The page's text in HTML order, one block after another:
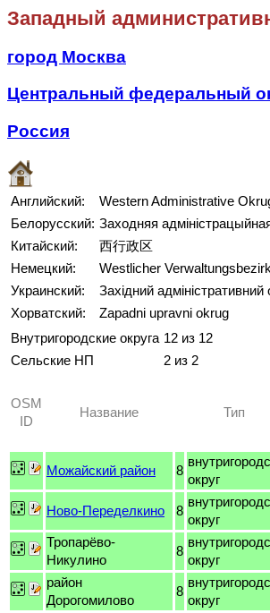
Западный
город Москва
Центральный федеральный
Россия
Английский:
Western Administrative
Белорусский: Заходняя
Китайский:
西行政区
Немецкий:
Westlicher Verwaltungsbezirk
Украинский:
Західний адміністративний
Хорватский:
Zapadni upravni okrug
Внутригородские округа 12 из 12
Сельские НП
2 из 2
OSM
ID
Название Тип
Можайский район 8
округ
Ново-Переделкино 8
округ
Тропарёво-
Никулино
8
округ
район
Дорогомилово
8
округ